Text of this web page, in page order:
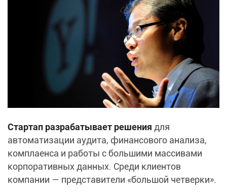
Стартап разрабатывает решения для
автоматизации аудита, финансового анализа,
комплаенса и работы с большими массивами
корпоративных данных. Среди клиентов
компании — представители «большой четверки».